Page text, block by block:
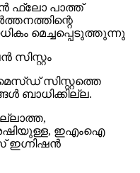
ഫ്ലോ പാത്ത്
മെച്ചപ്പെടുത്തുന്നു
സിസ്റ്റത്തെ
ബാധിക്കില്ല.
ഇഎംഐ
ഇഗ്നിഷൻ